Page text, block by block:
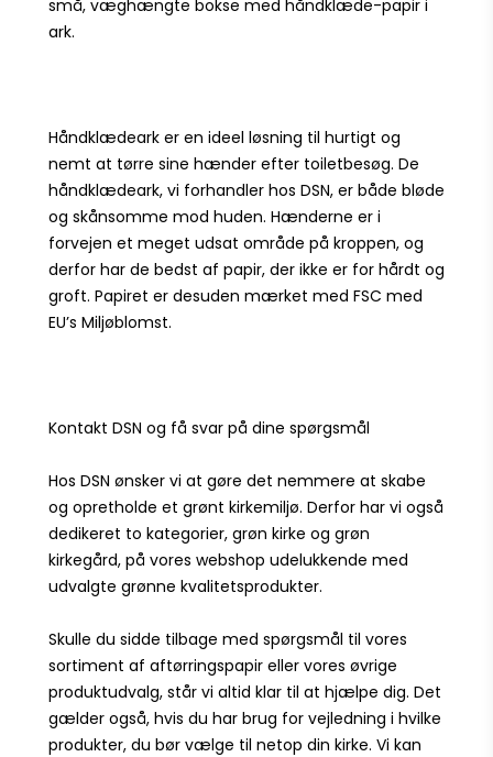
små, væghængte bokse med håndklæde-papir i
ark.
Håndklædeark er en ideel løsning til hurtigt og
nemt at tørre sine hænder efter toiletbesøg. De
håndklædeark, vi forhandler hos DSN, er både bløde
og skånsomme mod huden. Hænderne er i
forvejen et meget udsat område på kroppen, og
derfor har de bedst af papir, der ikke er for hårdt og
groft. Papiret er desuden mærket med FSC med
EU’s Miljøblomst.
Kontakt DSN og få svar på dine spørgsmål
Hos DSN ønsker vi at gøre det nemmere at skabe
og opretholde et grønt kirkemiljø. Derfor har vi også
dedikeret to kategorier, grøn kirke og grøn
kirkegård, på vores webshop udelukkende med
udvalgte grønne kvalitetsprodukter.
Skulle du sidde tilbage med spørgsmål til vores
sortiment af aftørringspapir eller vores øvrige
produktudvalg, står vi altid klar til at hjælpe dig. Det
gælder også, hvis du har brug for vejledning i hvilke
produkter, du bør vælge til netop din kirke. Vi kan